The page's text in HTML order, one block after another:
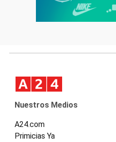
Nuestros Medios
A24.com
Primicias Ya